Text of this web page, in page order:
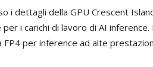
i dettagli della GPU Crescent
i carichi di lavoro di AI
FP4 per inference ad alte